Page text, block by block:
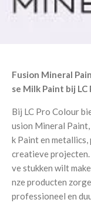
Fusion Mineral
se Milk Paint bij LC
Bij LC Pro Colour
usion Mineral Paint,
k Painten metallics,
creatieveprojecten.
vestukken wilt
nzeproducten
professioneel en